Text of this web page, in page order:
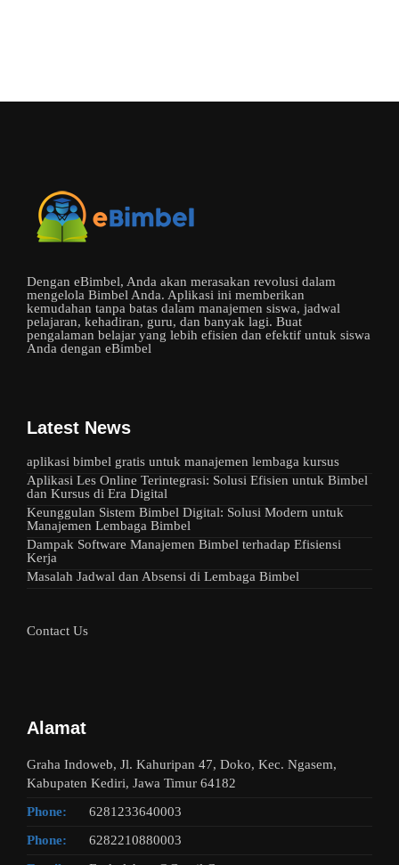
Dengan eBimbel, Anda akan merasakan revolusi dalam
mengelola Bimbel Anda. Aplikasi ini memberikan
kemudahan tanpa batas dalam manajemen siswa, jadwal
pelajaran, kehadiran, guru, dan banyak lagi. Buat
pengalaman belajar yang lebih efisien dan efektif untuk siswa
Anda dengan eBimbel
Latest News
aplikasi bimbel gratis untuk manajemen lembaga kursus
Aplikasi Les Online Terintegrasi: Solusi Efisien untuk Bimbel
dan Kursus di Era Digital
Keunggulan Sistem Bimbel Digital: Solusi Modern untuk
Manajemen Lembaga Bimbel
Dampak Software Manajemen Bimbel terhadap Efisiensi
Kerja
Masalah Jadwal dan Absensi di Lembaga Bimbel
Contact Us
Alamat
Graha Indoweb, Jl. Kahuripan 47, Doko, Kec. Ngasem,
Kabupaten Kediri, Jawa Timur 64182
Phone:
6281233640003
Phone:
6282210880003